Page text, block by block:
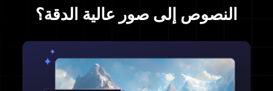
النصوص إلى صور عالية الدقة؟